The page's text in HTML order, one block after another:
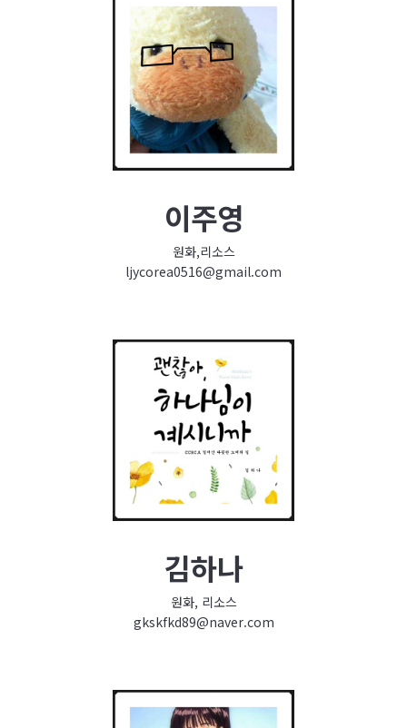
이주영
원화,리소스
ljycorea0516@gmail.com
김하나
원화, 리소스
gkskfkd89@naver.com